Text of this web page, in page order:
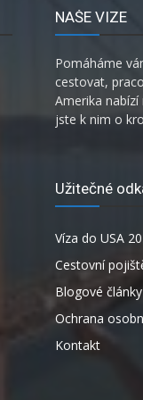
NAŠE VIZE
Pomáháme
cestovat,
Amerika
jste k nim o
Užitečné
Víza do USA
Cestovní
Blogové články
Ochrana
Kontakt